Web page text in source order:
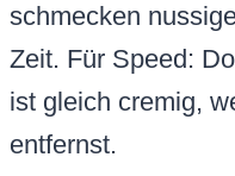
schmecken
Zeit. Für Speed:
ist gleich cremig,
entfernst.